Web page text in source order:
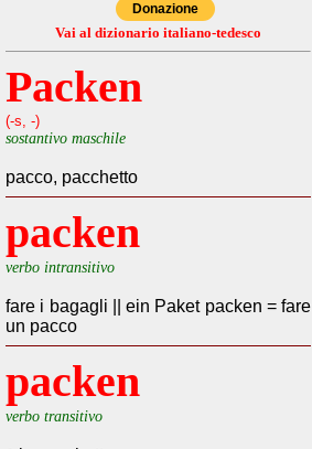
Donazione
Vai al dizionario italiano-tedesco
Packen
(-s, -)
sostantivo maschile
pacco, pacchetto
packen
verbo intransitivo
fare i bagagli || ein Paket packen = fare
un pacco
packen
verbo transitivo